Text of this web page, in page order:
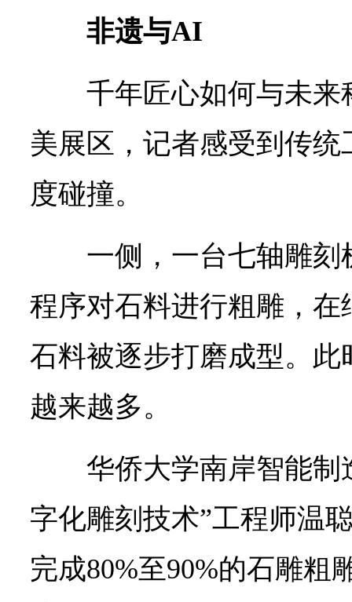
非遗与AI
千年匠心如何与未
美展区，记者感受到传
度碰撞。
一侧，一台七轴雕
程序对石料进行粗雕，
石料被逐步打磨成型。
越来越多。
华侨大学南岸智能制
字化雕刻技术”工程师温
完成80%至90%的石雕粗